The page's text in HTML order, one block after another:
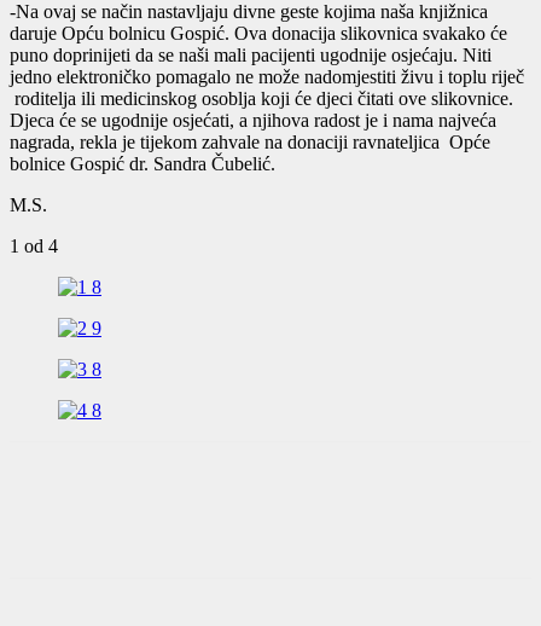
-Na ovaj se način nastavljaju divne geste kojima naša knjižnica
daruje Opću bolnicu Gospić. Ova donacija slikovnica svakako će
puno doprinijeti da se naši mali pacijenti ugodnije osjećaju. Niti
jedno elektroničko pomagalo ne može nadomjestiti živu i toplu riječ
roditelja ili medicinskog osoblja koji će djeci čitati ove slikovnice.
Djeca će se ugodnije osjećati, a njihova radost je i nama najveća
nagrada, rekla je tijekom zahvale na donaciji ravnateljica Opće
bolnice Gospić dr. Sandra Čubelić.
M.S.
1 od 4